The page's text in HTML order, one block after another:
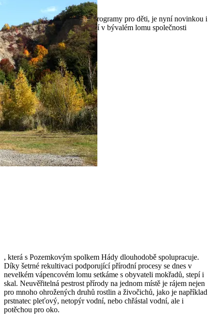
, kde probíhají ekovýchovné programy pro děti, je nyní novinkou i
Cesta rákosím, která se nachází v bývalém lomu společnosti
Českomoravský cement, a.s.
, která s Pozemkovým spolkem Hády dlouhodobě spolupracuje.
Díky šetrné rekultivaci podporující přírodní procesy se dnes v
nevelkém vápencovém lomu setkáme s obyvateli mokřadů, stepí i
skal. Neuvěřitelná pestrost přírody na jednom místě je rájem nejen
pro mnoho ohrožených druhů rostlin a živočichů, jako je například
prstnatec pleťový, netopýr vodní, nebo chřástal vodní, ale i
potěchou pro oko.